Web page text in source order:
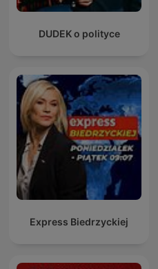
DUDEK o polityce
Express Biedrzyckiej